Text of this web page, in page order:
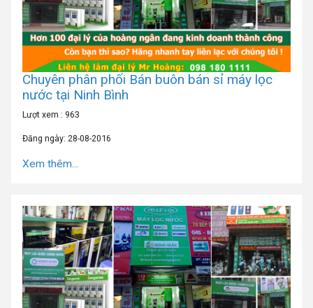
Chuyên phân phối Bán buôn bán sỉ máy lọc
nước tại Ninh Bình
Lượt xem : 963
Đăng ngày: 28-08-2016
Xem thêm...